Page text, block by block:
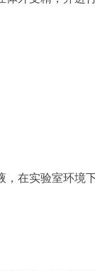
，在实验室环境